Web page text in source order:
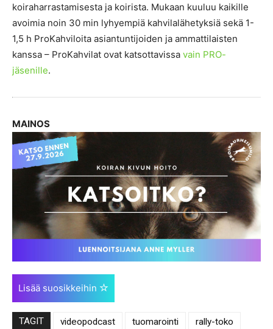
koiraharrastamisesta ja koirista. Mukaan kuuluu kaikille
avoimia noin 30 min lyhyempiä kahvilalähetyksiä sekä 1-
1,5 h ProKahviloita asiantuntijoiden ja ammattilaisten
kanssa – ProKahvilat ovat katsottavissa vain PRO-
jäsenille.
MAINOS
Lisää suosikkeihin
TAGIT videopodcast tuomarointi
rally-toko